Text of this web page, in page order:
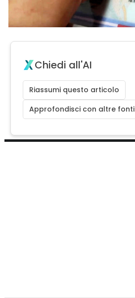
Chiedi all'AI
Riassumi questo articolo
Approfondisci con altre fonti